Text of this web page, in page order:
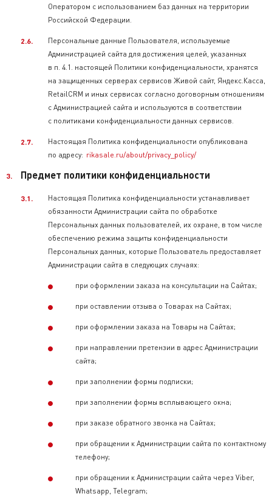
Оператором с использованием баз данных на территории
Российской Федерации.
Персональные данные Пользователя, используемые
Администрацией сайта для достижения целей, указанных
в п. 4.1. настоящей Политики конфиденциальности, хранятся
на защищенных серверах сервисов Живой сайт, Яндекс.Касса,
RetailCRM и иных сервисах согласно договорным отношениям
с Администрацией сайта и используются в соответствии
с политиками конфиденциальности данных сервисов.
Настоящая Политика конфиденциальности опубликована
по адресу: rikasale.ru/about/privacy_policy/
Предмет политики конфиденциальности
Настоящая Политика конфиденциальности устанавливает
обязанности Администрации сайта по обработке
Персональных данных пользователей, их охране, в том числе
обеспечению режима защиты конфиденциальности
Персональных данных, которые Пользователь предоставляет
Администрации сайта в следующих случаях:
при оформлении заказа на консультации на Сайтах;
при оставлении отзыва о Товарах на Сайтах;
при оформлении заказа на Товары на Сайтах;
при направлении претензии в адрес Администрации
сайта;
при заполнении формы подписки;
при заполнении формы всплывающего окна;
при заказе обратного звонка на Сайтах;
при обращении к Администрации сайта по контактному
телефону;
при обращении к Администрации сайта через Viber,
Whatsapp, Telegram;